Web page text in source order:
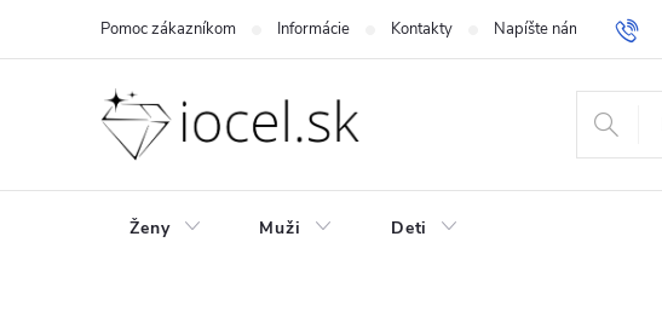
Pomoc zákazníkom Informácie Kontakty Napíšte nám Blog
Ženy Muži Deti